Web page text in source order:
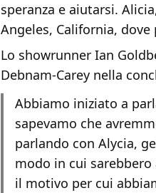
speranza e aiutarsi.
Angeles, California,
Lo showrunner Ian
Debnam-Carey nella
Abbiamo iniziato a
sapevamo che
parlando con Alycia,
modo in cui
il motivo per cui